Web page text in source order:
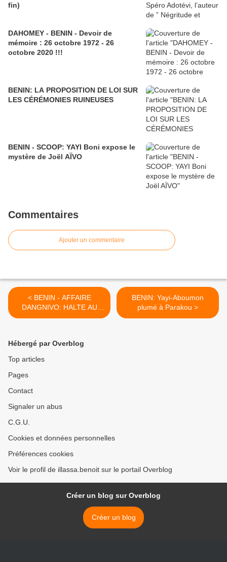
fin)
DAHOMEY - BENIN - Devoir de
mémoire : 26 octobre 1972 - 26
octobre 2020 !!!
BENIN: LA PROPOSITION DE LOI SUR
LES CÉRÉMONIES RUINEUSES
BENIN - SCOOP: YAYI Boni expose le
mystère de Joël AÏVO
Commentaires
Ajouter un commentaire
< BENIN - AFFAIRE
DANGNIVO: HALTE AU
MENSONGE ET A LA
BENIN: Yayi-Aboumon
plumé à Parakou >
Hébergé par Overblog
Top articles
Pages
Contact
Signaler un abus
C.G.U.
Cookies et données personnelles
Préférences cookies
Voir le profil de illassa.benoit sur le portail Overblog
Créer un blog sur Overblog
Créer un blog